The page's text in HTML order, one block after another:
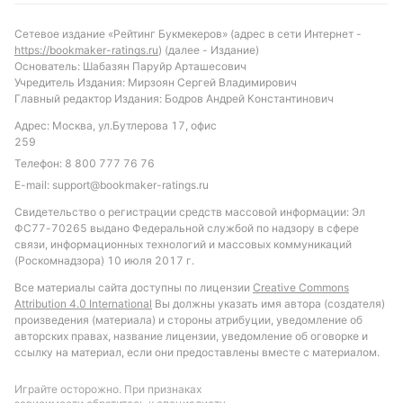
Обновлено:
Автор
Подписаться
Сетевое издание «Рейтинг Букмекеров» (адрес в сети Интернет -
https://bookmaker-ratings.ru) (далее - Издание)
Основатель: Шабазян Паруйр Арташесович
Учредитель Издания: Мирзоян Сергей Владимирович
Главный редактор Издания: Бодров Андрей Константинович
Адрес: Москва, ул.Бутлерова 17, офис
259
Телефон: 8 800 777 76 76
E-mail: support@bookmaker-ratings.ru
Свидетельство о регистрации средств массовой информации: Эл
ФС77-70265 выдано Федеральной службой по надзору в сфере
связи, информационных технологий и массовых коммуникаций
(Роскомнадзора) 10 июля 2017 г.
Все материалы сайта доступны по лицензии Creative Commons
Attribution 4.0 International Вы должны указать имя автора (создателя)
произведения (материала) и стороны атрибуции, уведомление об
авторских правах, название лицензии, уведомление об оговорке и
ссылку на материал, если они предоставлены вместе с материалом.
Играйте осторожно. При признаках